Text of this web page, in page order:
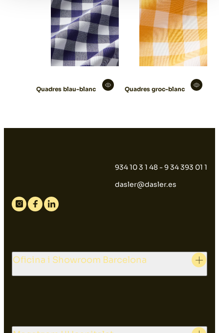
Quadres blau-blanc Quadres groc-blanc
934 10 3 1 48 - 9 34 393 01 1
dasler@dasler.es
Instagram
FacebookLinkedin
Oficina i Showroom Barcelona